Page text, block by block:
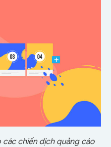
chiến dịch quảng cáo